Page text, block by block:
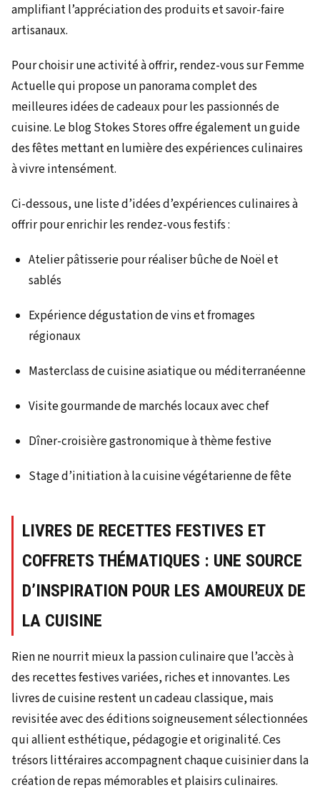
amplifiant l’appréciation des produits et savoir-faire
artisanaux.
Pour choisir une activité à offrir, rendez-vous sur Femme
Actuelle qui propose un panorama complet des
meilleures idées de cadeaux pour les passionnés de
cuisine. Le blog Stokes Stores offre également un guide
des fêtes mettant en lumière des expériences culinaires
à vivre intensément.
Ci-dessous, une liste d’idées d’expériences culinaires à
offrir pour enrichir les rendez-vous festifs :
Atelier pâtisserie pour réaliser bûche de Noël et
sablés
Expérience dégustation de vins et fromages
régionaux
Masterclass de cuisine asiatique ou méditerranéenne
Visite gourmande de marchés locaux avec chef
Dîner-croisière gastronomique à thème festive
Stage d’initiation à la cuisine végétarienne de fête
LIVRES DE RECETTES FESTIVES ET
COFFRETS THÉMATIQUES : UNE SOURCE
D’INSPIRATION POUR LES AMOUREUX DE
LA CUISINE
Rien ne nourrit mieux la passion culinaire que l’accès à
des recettes festives variées, riches et innovantes. Les
livres de cuisine restent un cadeau classique, mais
revisitée avec des éditions soigneusement sélectionnées
qui allient esthétique, pédagogie et originalité. Ces
trésors littéraires accompagnent chaque cuisinier dans la
création de repas mémorables et plaisirs culinaires.